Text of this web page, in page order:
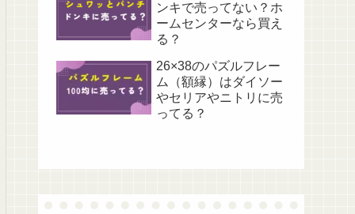
ンキで売ってない？ホ
ームセンターなら買え
る？
26×38のパズルフレー
ム（額縁）はダイソー
やセリアやニトリに売
ってる？